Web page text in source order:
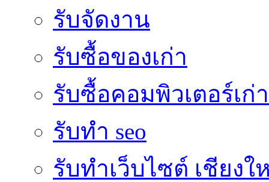
รับจัดงาน
รับซื้อของเก่า
รับซื้อคอมพิวเตอร์เก่า
รับทำ seo
รับทำเว็บไซต์ เชียงใ